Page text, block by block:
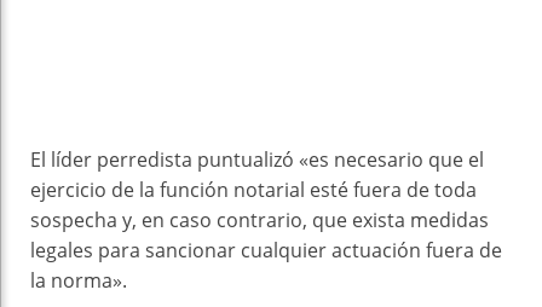
El líder perredista puntualizó «es necesario que el
ejercicio de la función notarial esté fuera de toda
sospecha y, en caso contrario, que exista medidas
legales para sancionar cualquier actuación fuera de
la norma».